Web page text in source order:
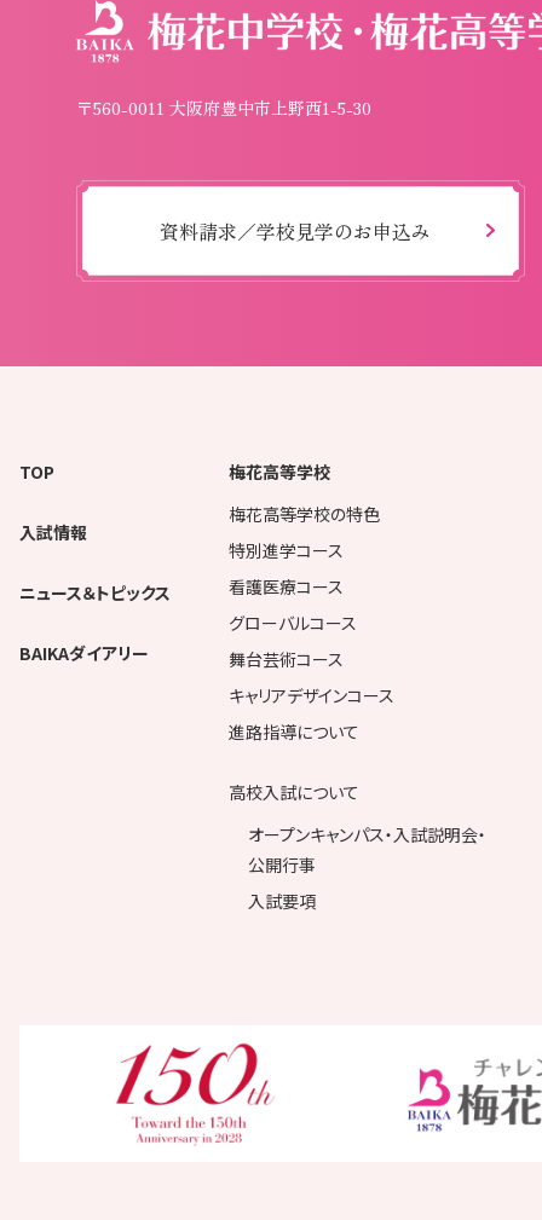
〒560-0011 大阪府豊中市上野西1-5-30
資料請求／学校見学のお申込み
TOP
入試情報
ニュース＆トピックス
BAIKAダイアリー
梅花高等学校
梅花高等学校の特色
特別進学コース
看護医療コース
グローバルコース
舞台芸術コース
キャリアデザインコース
進路指導について
高校入試について
オープンキャンパス・入試説明会・
公開行事
入試要項